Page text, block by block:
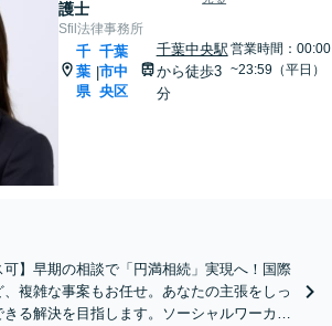
護士
Sfil法律事務所
千
葉
県
|
千葉
市中
央区
千葉中央駅
から徒歩3
分
営業時間：00:00
~23:59（平日）
可】早期の相談で「円満相続」実現へ！国際
複雑な事案もお任せ。あなたの主張をしっ
る解決を目指します。ソーシャルワーカー